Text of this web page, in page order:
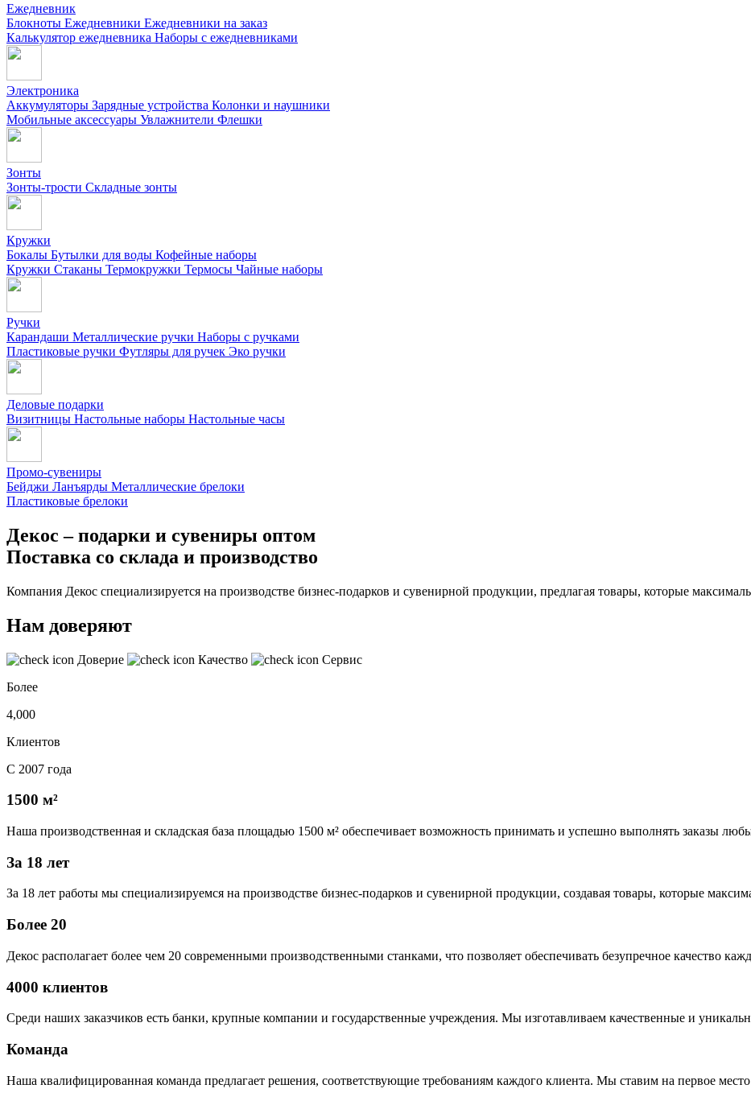
Ежедневник
Блокноты Ежедневники Ежедневники на заказ
Калькулятор ежедневника Наборы с ежедневниками
Электроника
Аккумуляторы Зарядные устройства Колонки и наушники
Мобильные аксессуары Увлажнители Флешки
Зонты
Зонты-трости Складные зонты
Кружки
Бокалы Бутылки для воды Кофейные наборы
Кружки Стаканы Термокружки Термосы Чайные наборы
Ручки
Карандаши Металлические ручки Наборы с ручками
Пластиковые ручки Футляры для ручек Эко ручки
Деловые подарки
Визитницы Настольные наборы Настольные часы
Промо-сувениры
Бейджи Ланъярды Металлические брелоки
Пластиковые брелоки
Декос – подарки и сувениры оптом
Поставка со склада и производство
Компания Декос специализируется на производстве бизнес-подарков и сувенирной продукции, предлагая товары, которые
Нам доверяют
Доверие Качество
Сервис
Более
4,000
Клиентов
С 2007 года
1500 м²
Наша производственная и складская база площадью 1500 м² обеспечивает возможность принимать и успешно выполнять заказы
За 18 лет
За 18 лет работы мы специализируемся на производстве бизнес-подарков и сувенирной продукции, создавая товары, которые
Более 20
Декос располагает более чем 20 современными производственными станками, что позволяет обеспечивать безупречное качество
4000 клиентов
Среди наших заказчиков есть банки, крупные компании и государственные учреждения. Мы изготавливаем качественные и
Команда
Наша квалифицированная команда предлагает решения, соответствующие требованиям каждого клиента. Мы ставим на первое место